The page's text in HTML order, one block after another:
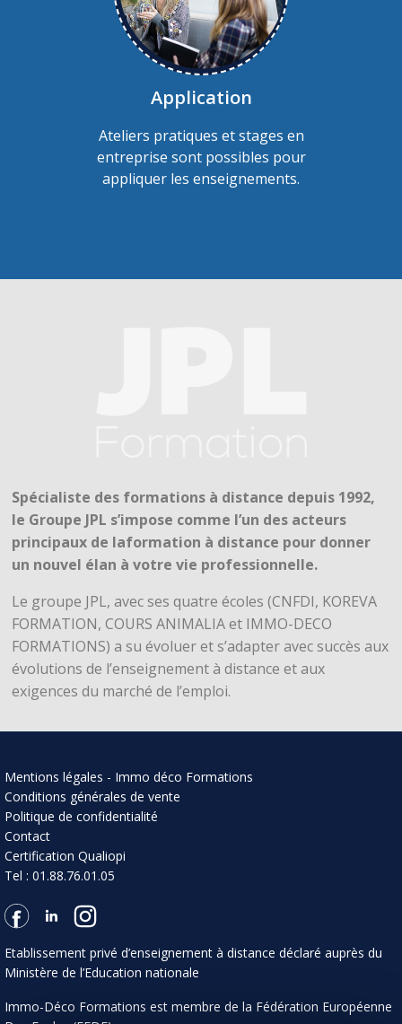
Application
Ateliers pratiques et stages en
entreprise sont possibles pour
appliquer les enseignements.
Spécialiste des formations à distance depuis 1992,
le Groupe JPL s’impose comme l’un des acteurs
principaux de laformation à distance pour donner
un nouvel élan à votre vie professionnelle.
Le groupe JPL, avec ses quatre écoles (CNFDI, KOREVA
FORMATION, COURS ANIMALIA et IMMO-DECO
FORMATIONS) a su évoluer et s’adapter avec succès aux
évolutions de l’enseignement à distance et aux
exigences du marché de l’emploi.
Mentions légales - Immo déco Formations
Conditions générales de vente
Politique de confidentialité
Contact
Certification Qualiopi
Tel : 01.88.76.01.05
Etablissement privé d’enseignement à distance déclaré auprès du
Ministère de l’Education nationale
Immo-Déco Formations est membre de la Fédération Européenne